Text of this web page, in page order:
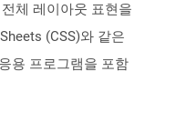
체 레이아웃 표현을
(CSS)와 같은
용 프로그램을 포함